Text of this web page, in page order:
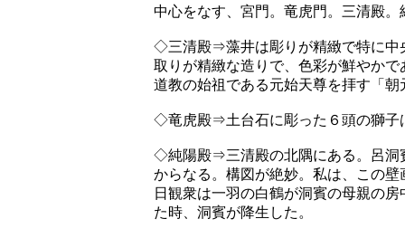
中心をなす、宮門。竜虎門。三清殿
◇三清殿⇒藻井は彫りが精緻で特に中
取りが精緻な造りで、色彩が鮮やか
道教の始祖である元始天尊を拝す「朝
◇竜虎殿⇒土台石に彫った６頭の獅子
◇純陽殿⇒三清殿の北隅にある。呂洞
からなる。構図が絶妙。私は、この
日観衆は一羽の白鶴が洞賓の母親の
た時、洞賓が降生した。